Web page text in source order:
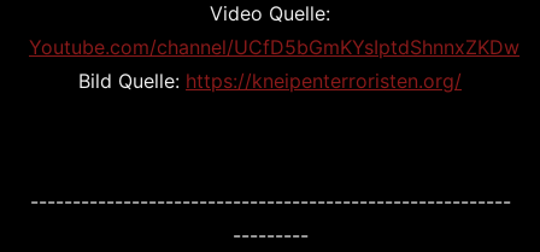
Video Quelle:
Youtube.com/channel/UCfD5bGmKYsIptdShnnxZKDw
Bild Quelle: https://kneipenterroristen.org/
---------------------------------------------------------
---------